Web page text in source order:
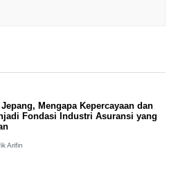
Mengapa Kepercayaan dan
Fondasi Industri Asuransi yang
Arifin